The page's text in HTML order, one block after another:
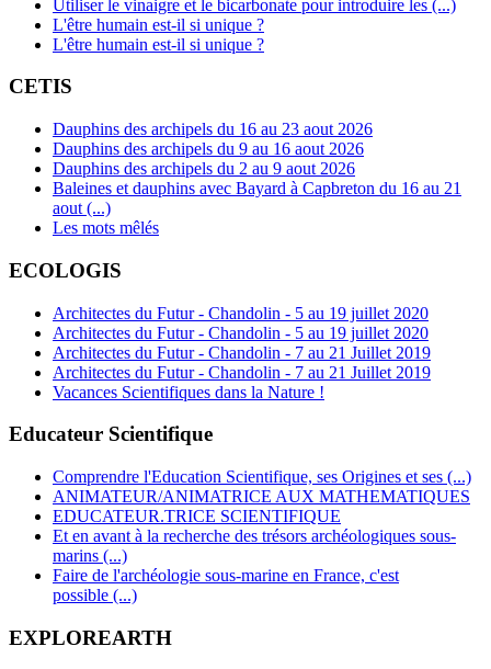
Utiliser le vinaigre et le bicarbonate pour introduire les (...)
L'être humain est-il si unique ?
L'être humain est-il si unique ?
CETIS
Dauphins des archipels du 16 au 23 aout 2026
Dauphins des archipels du 9 au 16 aout 2026
Dauphins des archipels du 2 au 9 aout 2026
Baleines et dauphins avec Bayard à Capbreton du 16 au 21
aout (...)
Les mots mêlés
ECOLOGIS
Architectes du Futur - Chandolin - 5 au 19 juillet 2020
Architectes du Futur - Chandolin - 5 au 19 juillet 2020
Architectes du Futur - Chandolin - 7 au 21 Juillet 2019
Architectes du Futur - Chandolin - 7 au 21 Juillet 2019
Vacances Scientifiques dans la Nature !
Educateur Scientifique
Comprendre l'Education Scientifique, ses Origines et ses (...)
ANIMATEUR/ANIMATRICE AUX MATHEMATIQUES
EDUCATEUR.TRICE SCIENTIFIQUE
Et en avant à la recherche des trésors archéologiques sous-
marins (...)
Faire de l'archéologie sous-marine en France, c'est
possible (...)
EXPLOREARTH